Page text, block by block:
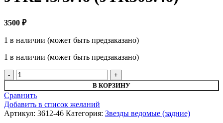
3500 ₽
1 в наличии (может быть предзаказано)
1 в наличии (может быть предзаказано)
Количество
товара
Звезда
Sunstar
3612-
46
В КОРЗИНУ
Сравнить
Добавить в список желаний
Артикул: 3612-46 Категория: Звезды ведомые (задние)